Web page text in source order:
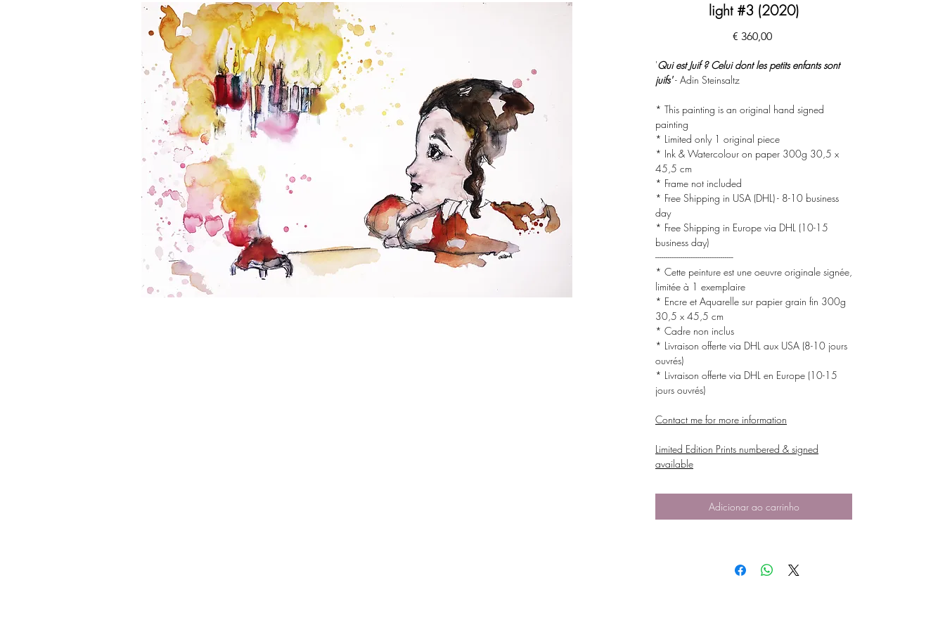
light #3 (2020)
€ 360,00Preço
'Qui est Juif ? Celui dont les petits enfants sont
juifs'- Adin Steinsaltz
* This painting is an original hand signed
painting
* Limited only 1 original piece
* Ink & Watercolour on paper 300g 30,5 x
45,5 cm
* Frame not included
* Free Shipping in USA (DHL) - 8-10 business
day
* Free Shipping in Europe via DHL (10-15
business day)
-------------------------------------
* Cette peinture est une oeuvre originale signée,
limitée à 1 exemplaire
* Encre et Aquarelle sur papier grain fin 300g
30,5 x 45,5 cm
* Cadre non inclus
* Livraison offerte via DHL aux USA (8-10 jours
ouvrés)
* Livraison offerte via DHL en Europe (10-15
jours ouvrés)
Contact me for more information
Limited Edition Prints numbered & signed
available
Adicionar ao carrinho